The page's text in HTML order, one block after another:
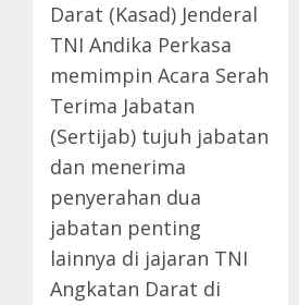
Darat (Kasad) Jenderal
TNI Andika Perkasa
memimpin Acara Serah
Terima Jabatan
(Sertijab) tujuh jabatan
dan menerima
penyerahan dua
jabatan penting
lainnya di jajaran TNI
Angkatan Darat di